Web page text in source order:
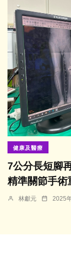
健康及醫療
7公分長短腳
精準關節手術
林獻元 2025